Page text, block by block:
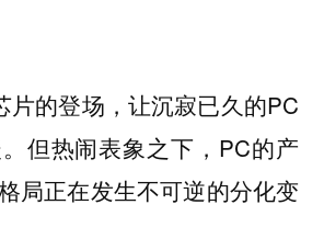
片的登场，让沉寂已久的PC
但热闹表象之下，PC的产
局正在发生不可逆的分化变